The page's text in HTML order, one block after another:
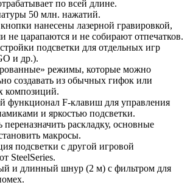
по всей длине.
50 млн. нажатий.
нанесены лазерной гравировкой,
не царапаются и не собирают отпечатков.
подсветки для отдельных игр
и др.).
режимы, которые можно
создавать из обычных гифок или
композиций.
функционал F-клавиш для управления
и яркостью подсветки.
раскладку, основные
макросы.
подсветки с другой игровой
SteelSeries.
и длинный шнур (2 м) с фильтром для